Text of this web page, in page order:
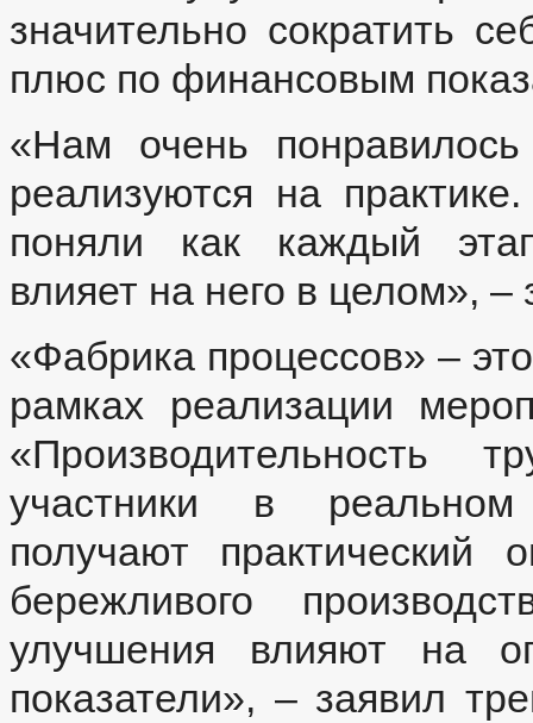
значительно сократить
плюс по финансовым
«Нам очень
реализуются на
поняли как каждый
влияет на него в целом», –
«Фабрика процессов» –
рамках реализации
«Производительность
участники в реальном
получают практический
бережливого
улучшения влияют на
показатели», – заявил